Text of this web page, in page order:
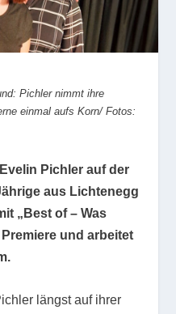
Pichler nimmt ihre
einmal aufs Korn/ Fotos:
Pichler auf der
aus Lichtenegg
„Best of – Was
und arbeitet
längst auf ihrer